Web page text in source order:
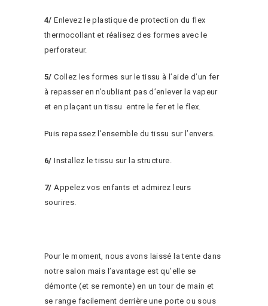
4/ Enlevez le plastique de protection du flex
thermocollant et réalisez des formes avec le
perforateur.
5/ Collez les formes sur le tissu à l’aide d’un fer
à repasser en n’oubliant pas d’enlever la vapeur
et en plaçant un tissu entre le fer et le flex.
Puis repassez l’ensemble du tissu sur l’envers.
6/ Installez le tissu sur la structure.
7/ Appelez vos enfants et admirez leurs
sourires.
Pour le moment, nous avons laissé la tente dans
notre salon mais l’avantage est qu’elle se
démonte (et se remonte) en un tour de main et
se range facilement derrière une porte ou sous